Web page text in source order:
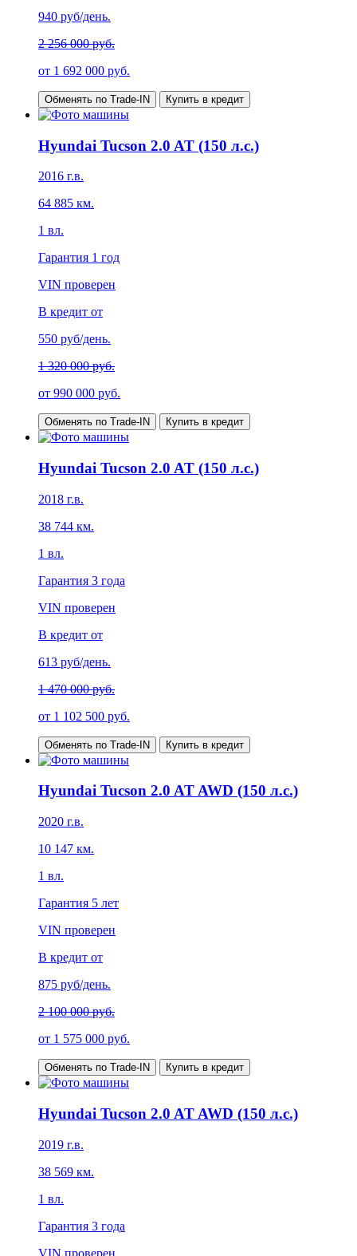
940 руб/день.
2 256 000 руб.
от 1 692 000 руб.
Обменять по Trade-IN Купить в кредит
Hyundai Tucson 2.0 AT (150 л.с.)
2016 г.в.
64 885 км.
1 вл.
Гарантия 1 год
VIN проверен
В кредит от
550 руб/день.
1 320 000 руб.
от 990 000 руб.
Обменять по Trade-IN Купить в кредит
Hyundai Tucson 2.0 AT (150 л.с.)
2018 г.в.
38 744 км.
1 вл.
Гарантия 3 года
VIN проверен
В кредит от
613 руб/день.
1 470 000 руб.
от 1 102 500 руб.
Обменять по Trade-IN Купить в кредит
Hyundai Tucson 2.0 AT AWD (150 л.с.)
2020 г.в.
10 147 км.
1 вл.
Гарантия 5 лет
VIN проверен
В кредит от
875 руб/день.
2 100 000 руб.
от 1 575 000 руб.
Обменять по Trade-IN Купить в кредит
Hyundai Tucson 2.0 AT AWD (150 л.с.)
2019 г.в.
38 569 км.
1 вл.
Гарантия 3 года
VIN проверен